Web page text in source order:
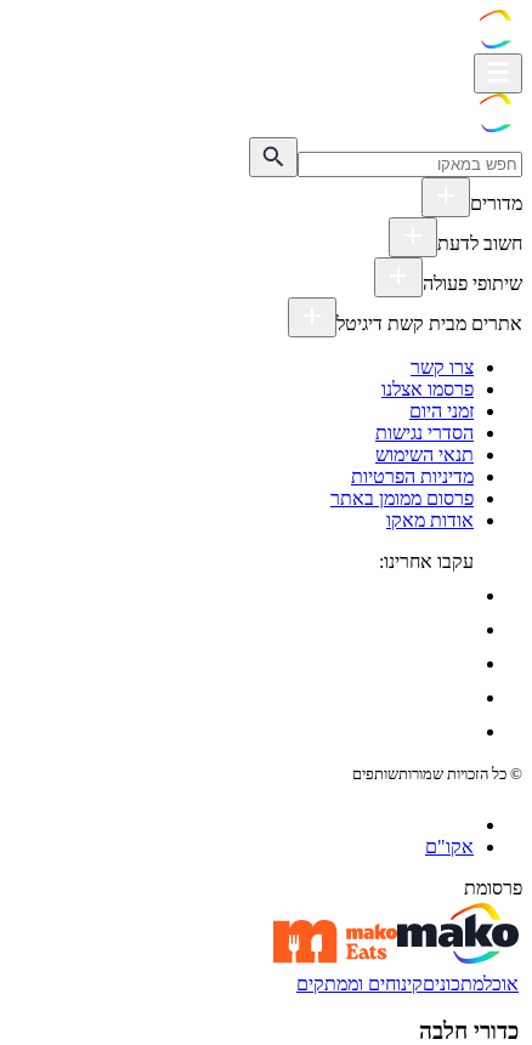
מדורים
חשוב לדעת
שיתופי פעולה
אתרים מבית קשת דיגיטל
צרו קשר
פרסמו אצלנו
זמני היום
הסדרי נגישות
תנאי השימוש
מדיניות הפרטיות
פרסום ממומן באתר
אודות מאקו
עקבו אחרינו:
© כל הזכויות שמורותשותפים
אקו"ם
פרסומת
אוכלמתכוניםקינוחים וממתקים
כדורי חלבה